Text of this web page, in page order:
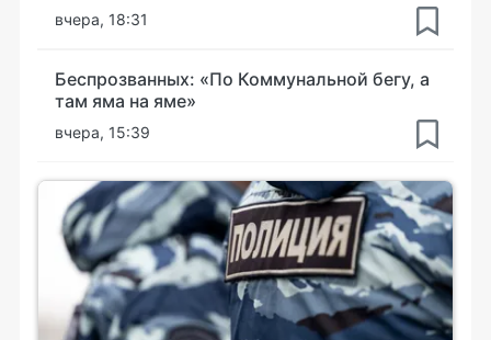
вчера, 18:31
Беспрозванных: «По Коммунальной бегу, а
там яма на яме»
вчера, 15:39